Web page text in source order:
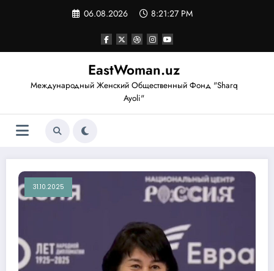
06.08.2026 8:21:28 PM
EastWoman.uz
Международный Женский Общественный Фонд "Sharq
Ayoli"
31.10.2025